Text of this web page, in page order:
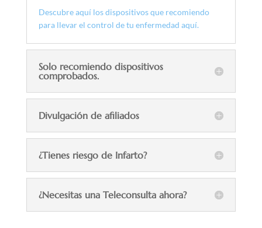
Descubre aquí los dispositivos que recomiendo
para llevar el control de tu enfermedad aquí.
Solo recomiendo dispositivos
comprobados.
Divulgación de afiliados
¿Tienes riesgo de Infarto?
¿Necesitas una Teleconsulta ahora?